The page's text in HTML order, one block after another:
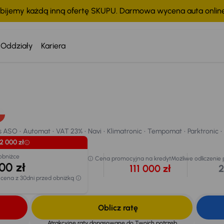
każdą inną ofertę SKUPU. Darmowa wycena auta
Oddziały Kariera
ASO Automat VAT 23% Navi Klimatronic Tempomat Parktronic
000 zł
zł
z 30dni przed obniżką
Cena promocyjna na kredyt
111 000 zł
Możliwe odliczenie
Oblicz ratę